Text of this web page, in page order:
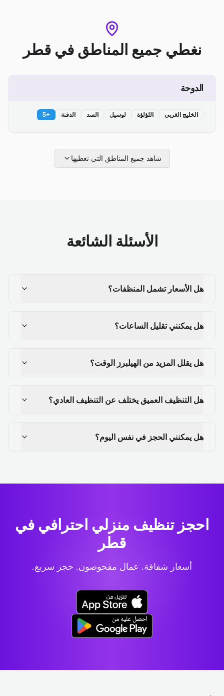
نغطي جميع المناطق في قطر
الدوحة
الخليج الغربي اللؤلؤة لوسيل السد الدفنة +
5
شاهد جميع المناطق التي نغطيها
الأسئلة الشائعة
هل الأسعار تشمل المنظفات؟
هل يمكنني تقليل الساعات؟
هل يقلل المزيد من الهيلبرز الوقت؟
هل التنظيف العميق يختلف عن التنظيف العادي؟
هل يمكنني الحجز في نفس اليوم؟
احجز تنظيف منزلي احترافي في
قطر
أسعار شفافة. عمال مفحوصون. حجز سريع.